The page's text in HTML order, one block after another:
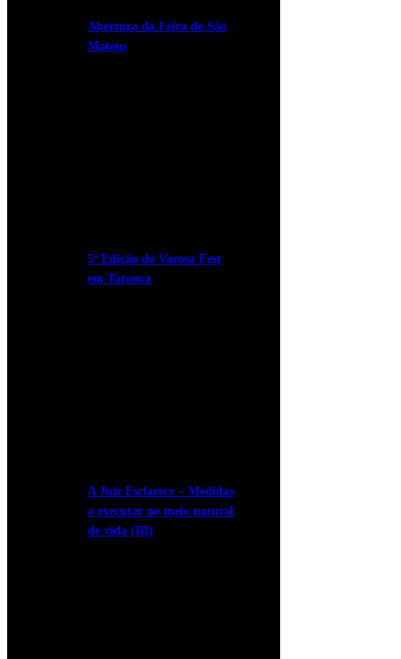
Abertura da Feira de São
Mateus
5ª Edição do Varosa Fest
em Tarouca
A Juiz Esclarece – Medidas
a executar no meio natural
de vida (III)